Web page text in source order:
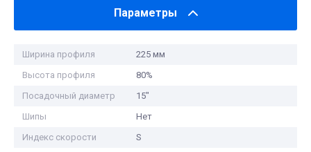
Параметры
Ширина профиля
225 мм
Высота профиля
80%
Посадочный диаметр
15"
Шипы
Нет
Индекс скорости
S